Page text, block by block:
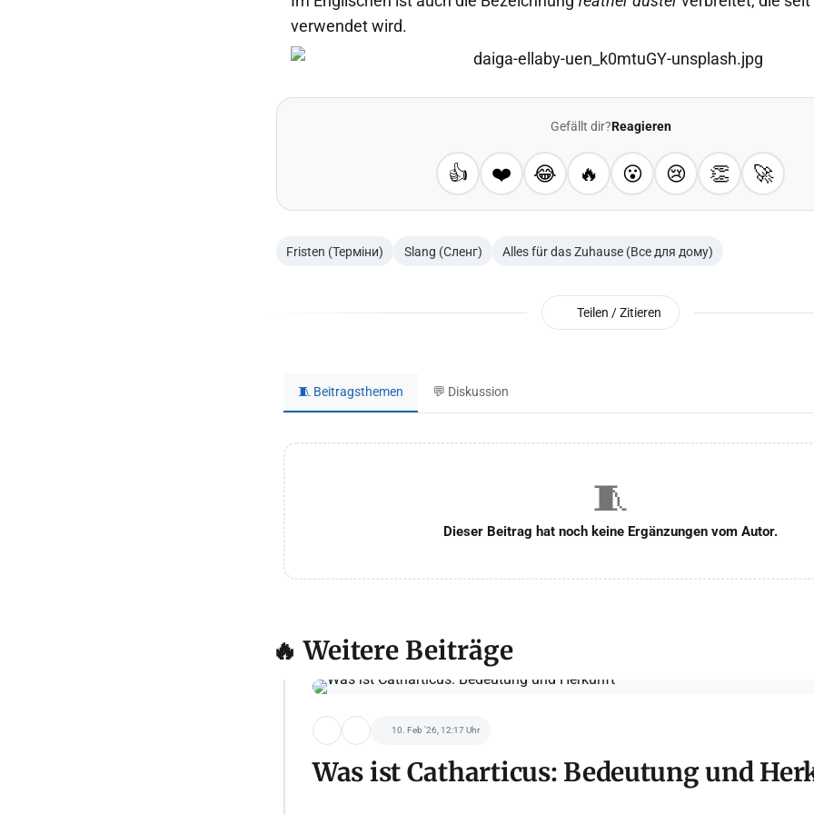
verwendet wird.
Gefällt dir?Reagieren
👍 ❤️ 😂 🔥 😮 😢 👏 🚀
Fristen (Терміни) Slang (Сленг) Alles für das Zuhause (Все для дому)
Teilen / Zitieren
🧵 Beitragsthemen 💬 Diskussion
🧵
Dieser Beitrag hat noch keine Ergänzungen vom Autor.
🔥 Weitere Beiträge
10. Feb '26, 12:17 Uhr
Was ist Catharticus: Bedeutung und